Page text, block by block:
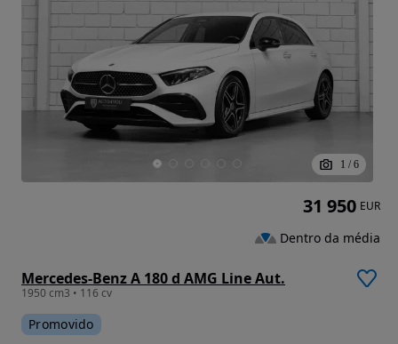
1 / 6
Mercedes-Benz A 180 d AMG Line Aut.
1950 cm3 • 116 cv
Promovido
31 950 EUR
Dentro da média